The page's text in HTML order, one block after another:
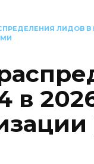
ЛИДОВ В
в